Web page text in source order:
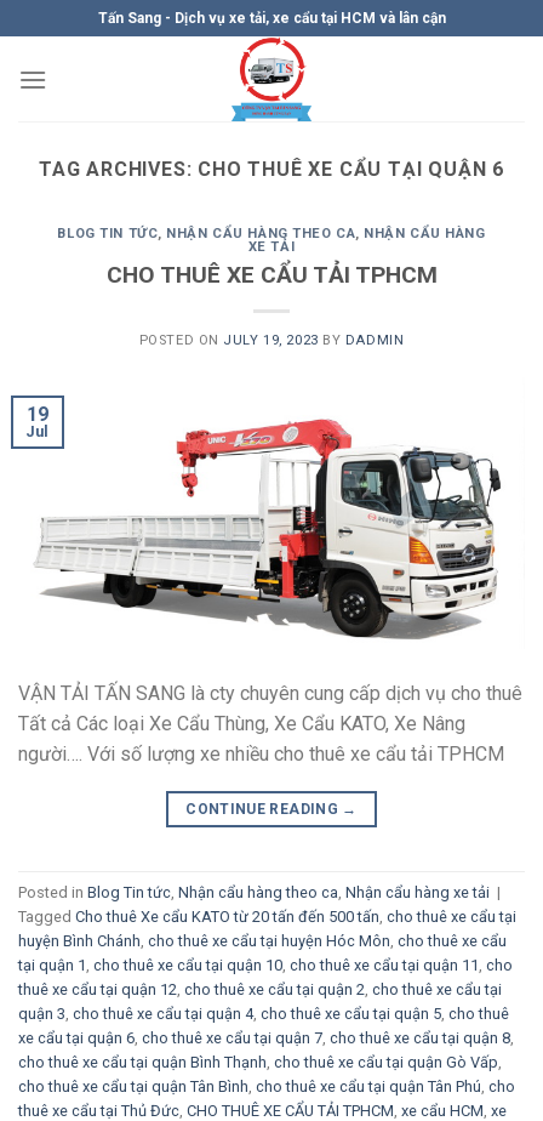
content
Tấn Sang - Dịch vụ xe tải, xe cẩu tại HCM và lân cận
TAG ARCHIVES: CHO THUÊ XE CẨU TẠI QUẬN 6
BLOG TIN TỨC, NHẬN CẨU HÀNG THEO CA, NHẬN CẨU HÀNG
XE TẢI
CHO THUÊ XE CẨU TẢI TPHCM
POSTED ON JULY 19, 2023 BY DADMIN
19
Jul
VẬN TẢI TẤN SANG là cty chuyên cung cấp dịch vụ cho thuê
Tất cả Các loại Xe Cẩu Thùng, Xe Cẩu KATO, Xe Nâng
người…. Với số lượng xe nhiều cho thuê xe cẩu tải TPHCM
CONTINUE READING →
Posted in Blog Tin tức Nhận cẩu hàng theo ca Nhận cẩu hàng xe tải |
Tagged Cho thuê Xe cẩu KATO từ 20 tấn đến 500 tấn cho thuê xe cẩu tại
huyện Bình Chánh cho thuê xe cẩu tại huyện Hóc Môn cho thuê xe cẩu
tại quận 1 cho thuê xe cẩu tại quận 10 cho thuê xe cẩu tại quận 11 cho
thuê xe cẩu tại quận 12 cho thuê xe cẩu tại quận 2 cho thuê xe cẩu tại
quận 3 cho thuê xe cẩu tại quận 4, cho thuê xe cẩu tại quận 5 cho thuê
xe cẩu tại quận 6 cho thuê xe cẩu tại quận 7 cho thuê xe cẩu tại quận 8
cho thuê xe cẩu tại quận Bình Thạnh cho thuê xe cẩu tại quận Gò Vấp
cho thuê xe cẩu tại quận Tân Bình cho thuê xe cẩu tại quận Tân Phú cho
thuê xe cẩu tại Thủ Đức CHO THUÊ XE CẨU TẢI TPHCM xe cẩu HCM xe